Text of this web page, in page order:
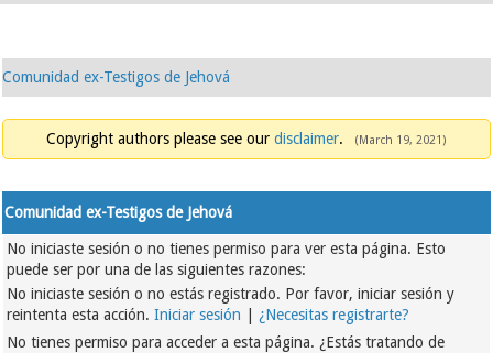
Comunidad ex-Testigos de Jehová
Copyright authors please see our disclaimer. (March 19, 2021)
Comunidad ex-Testigos de Jehová
No iniciaste sesión o no tienes permiso para ver esta página. Esto
puede ser por una de las siguientes razones:
No iniciaste sesión o no estás registrado. Por favor, iniciar sesión y
reintenta esta acción.Iniciar sesión |¿Necesitas registrarte?
No tienes permiso para acceder a esta página. ¿Estás tratando de